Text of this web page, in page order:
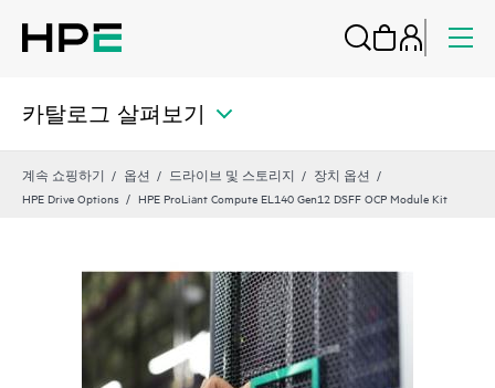
카탈로그 살펴보기
계속 쇼핑하기 옵션 드라이브 및 스토리지
장치 옵션
HPE Drive Options
HPE ProLiant Compute EL140 Gen12 DSFF OCP Module Kit